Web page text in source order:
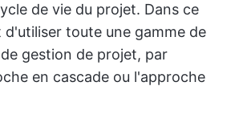
de vie du projet. Dans ce
d'utiliser toute une gamme de
gestion de projet, par
en cascade ou l'approche